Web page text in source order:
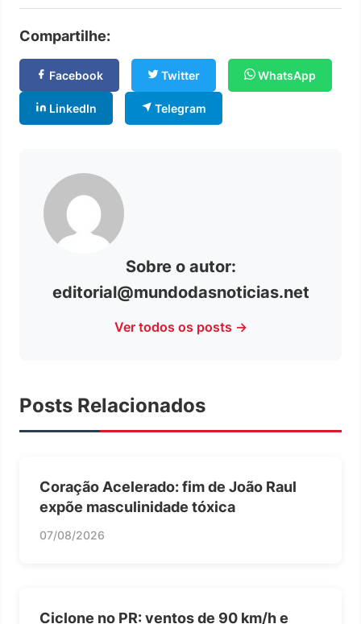
Compartilhe:
Facebook Twitter WhatsApp
LinkedIn Telegram
Sobre o autor:
editorial@mundodasnoticias.net
Ver todos os posts →
Posts Relacionados
Coração Acelerado: fim de João Raul
expõe masculinidade tóxica
07/08/2026
Ciclone no PR: ventos de 90 km/h e